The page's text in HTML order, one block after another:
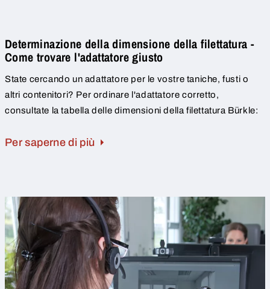
Determinazione della dimensione della filettatura -
Come trovare l'adattatore giusto
State cercando un adattatore per le vostre taniche, fusti o
altri contenitori? Per ordinare l'adattatore corretto,
consultate la tabella delle dimensioni della filettatura Bürkle:
Per saperne di più